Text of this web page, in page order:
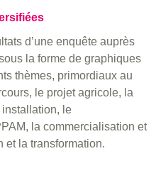
d’une enquête auprès
la forme de graphiques
thèmes, primordiaux au
le projet agricole, la
installation, le
la commercialisation et
et la transformation.